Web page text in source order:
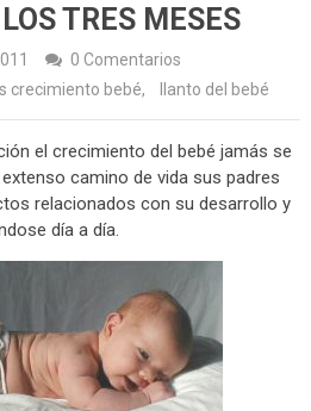
TRES MESES
0 Comentarios
crecimiento bebé, llanto del bebé
el crecimiento del bebé jamás se
camino de vida sus padres
relacionados con su desarrollo y
día a día.